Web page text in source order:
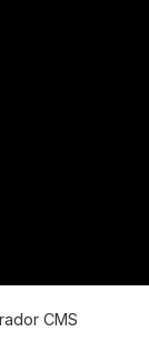
CMS